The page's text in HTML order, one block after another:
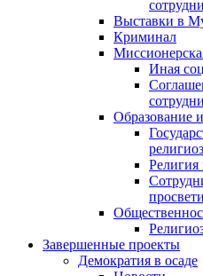
Выставки в
Криминал
Иная
Образование
Религия
Завершенные проекты
Демократия в осаде